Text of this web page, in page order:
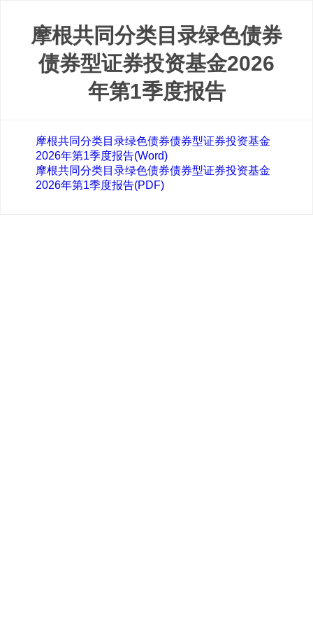
摩根共同分类目录绿色债券
债券型证券投资基金2026
年第1季度报告
摩根共同分类目录绿色债券债券型证券投资基金
2026年第1季度报告(Word)
摩根共同分类目录绿色债券债券型证券投资基金
2026年第1季度报告(PDF)